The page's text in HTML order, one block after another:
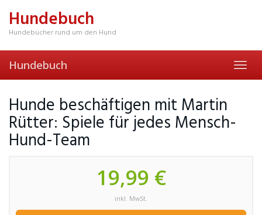
mainHundebuch
Hundebücher rund um den Hund
Hundebuch
Hunde beschäftigen mit Martin
Rütter: Spiele für jedes Mensch-
Hund-Team
19,99 €
inkl. MwSt.